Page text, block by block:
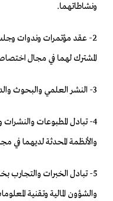
ونشاطاتهما.
2- عقد مؤتمرات وندوات
المشترك لهما في مجال
3- النشر العلمي والبحوث والدراسات المتعلقة بعملهما.
4- تبادل المطبوعات
والأنظمة المحدثة لديهما في
5- تبادل الخبرات والتجارب
والشؤون المالية وتقنية